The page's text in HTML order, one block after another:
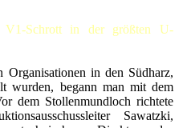
Schrott in der größten U-
Organisationen in den Südharz,
wurden, begann man mit dem
dem Stollenmundloch richtete
Sawatzki,